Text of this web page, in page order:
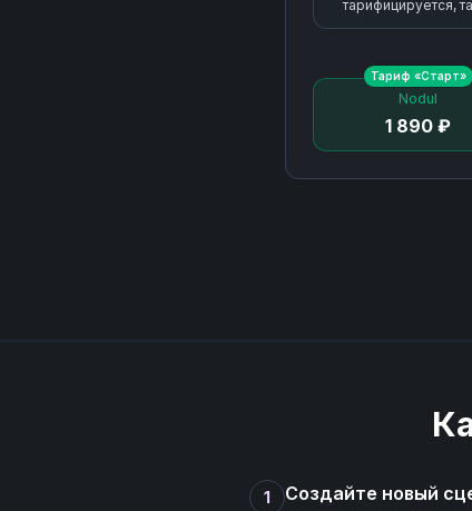
тарифицируется,
Nodul
1 890 ₽
Тариф «Старт»
1 Создайте новый